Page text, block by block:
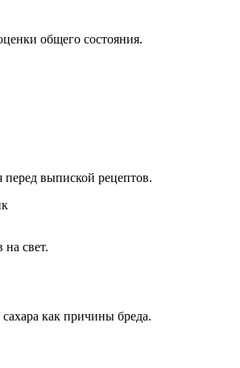
общего состояния.
перед выпиской рецептов.
на свет.
как причины бреда.